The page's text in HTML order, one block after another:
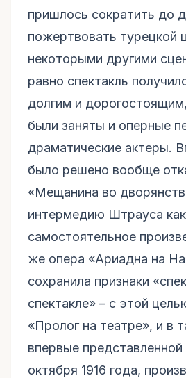
пришлось сократить до
пожертвовать турецкой
некоторыми другими
равно спектакль
долгим и
были заняты и оперные
драматические актеры.
было решено вообще
«Мещанина во
интермедию Штрауса как
самостоятельное
же опера «Ариадна на
сохранила признаки
спектакле» – с этой
«Пролог на театре», и в
впервые
октября 1916 года,